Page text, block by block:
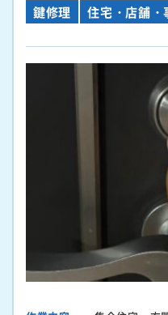
鍵修理 住宅・店舗・